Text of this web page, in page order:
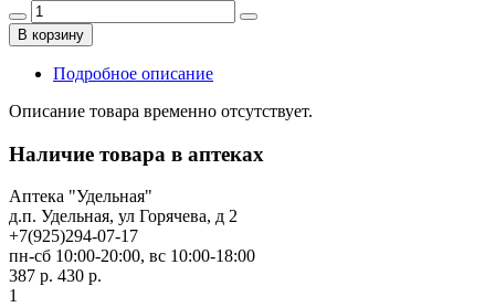
В корзину
Подробное описание
Описание товара временно отсутствует.
Наличие товара в аптеках
Аптека "Удельная"
д.п. Удельная, ул Горячева, д 2
+7(925)294-07-17
пн-сб 10:00-20:00, вс 10:00-18:00
387 р. 430 р.
1